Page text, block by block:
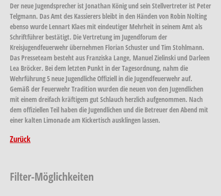
Der neue Jugendsprecher ist Jonathan König und sein Stellvertreter ist Peter
Telgmann. Das Amt des Kassierers bleibt in den Händen von Robin Nolting
ebenso wurde Lennart Klaes mit eindeutiger Mehrheit in seinem Amt als
Schriftführer bestätigt. Die Vertretung im Jugendforum der
Kreisjugendfeuerwehr übernehmen Florian Schuster und Tim Stohlmann.
Das Presseteam besteht aus Franziska Lange, Manuel Zielinski und Darleen
Lea Bröcker. Bei dem letzten Punkt in der Tagesordnung, nahm die
Wehrführung 5 neue Jugendliche Offiziell in die Jugendfeuerwehr auf.
Gemäß der Feuerwehr Tradition wurden die neuen von den Jugendlichen
mit einem dreifach kräftigem gut Schlauch herzlich aufgenommen. Nach
dem offiziellen Teil haben die Jugendlichen und die Betreuer den Abend mit
einer kalten Limonade am Kickertisch ausklingen lassen.
Zurück
Filter-Möglichkeiten